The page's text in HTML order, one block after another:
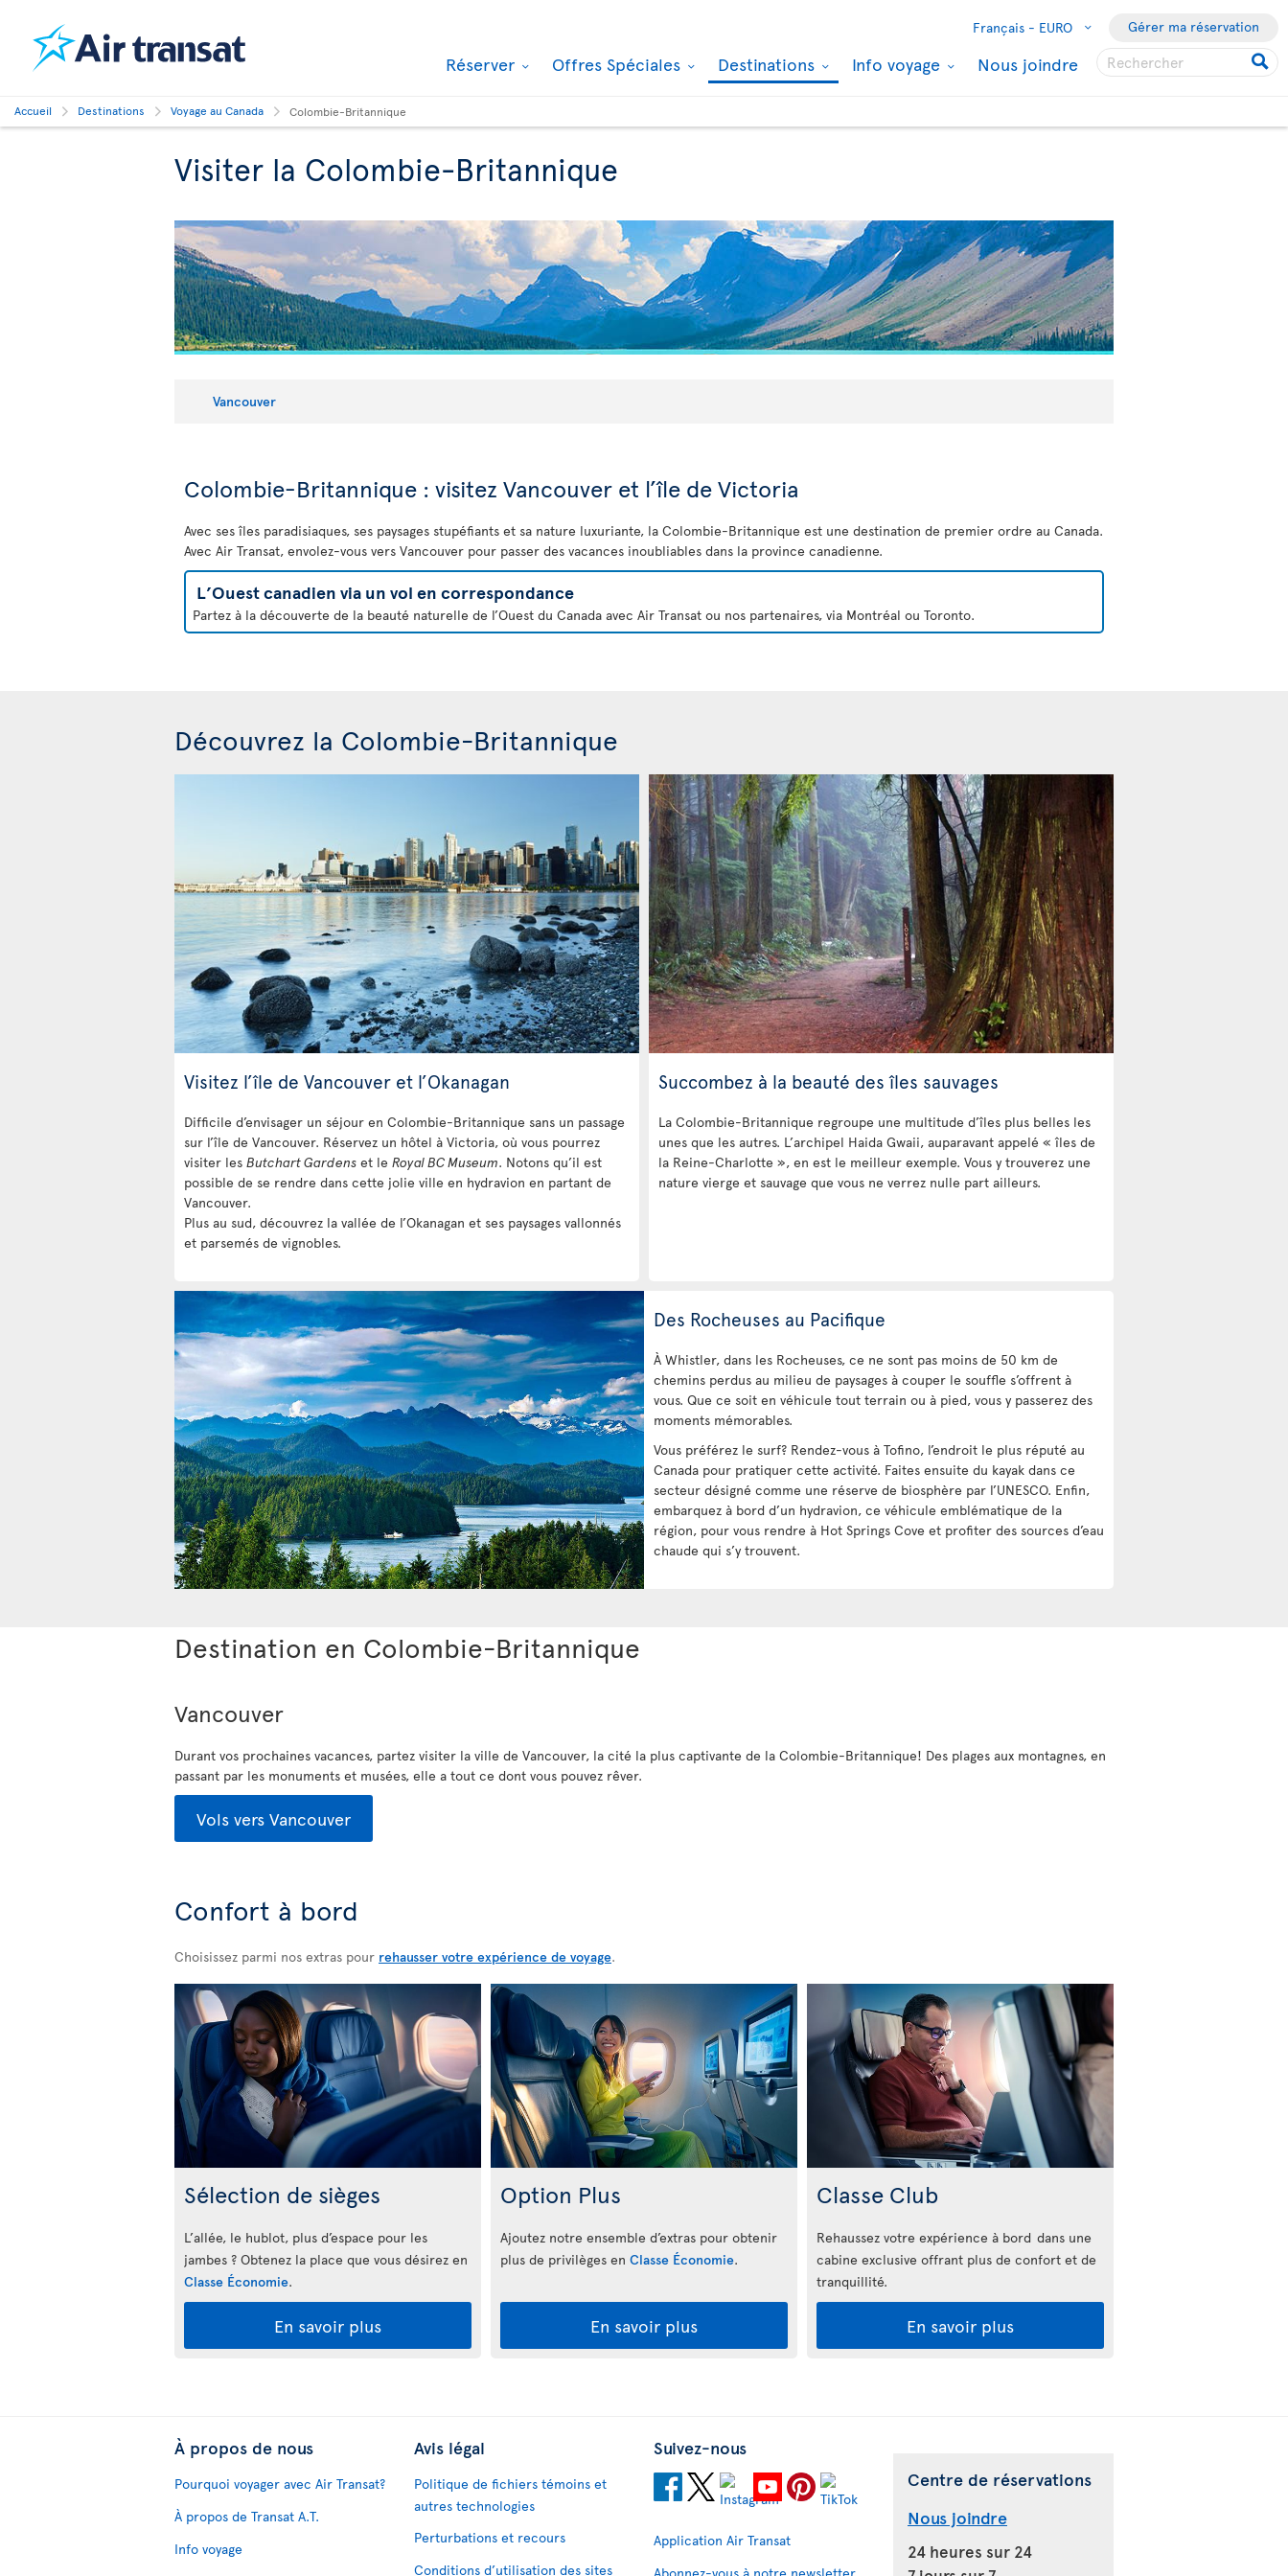
Français - EURO Gérer ma réservation
Réserver Offres Spéciales Destinations Info voyage Nous joindre
Accueil Destinations Voyage au Canada Colombie-Britannique
Visiter la Colombie-Britannique
Vancouver
Colombie-Britannique : visitez Vancouver et l’île de Victoria
Avec ses îles paradisiaques, ses paysages stupéfiants et sa nature luxuriante, la Colombie-Britannique est une destination de premier ordre au Canada.
Avec Air Transat, envolez-vous vers Vancouver pour passer des vacances inoubliables dans la province canadienne.
L’Ouest canadien via un vol en correspondance
Partez à la découverte de la beauté naturelle de l’Ouest du Canada avec Air Transat ou nos partenaires, via Montréal ou Toronto.
Découvrez la Colombie-Britannique
Visitez l’île de Vancouver et l’Okanagan
Difficile d’envisager un séjour en Colombie-Britannique sans un passage
sur l’île de Vancouver. Réservez un hôtel à Victoria, où vous pourrez
visiter les Butchart Gardens et le Royal BC Museum. Notons qu’il est
possible de se rendre dans cette jolie ville en hydravion en partant de
Vancouver.
Plus au sud, découvrez la vallée de l’Okanagan et ses paysages vallonnés
et parsemés de vignobles.
Succombez à la beauté des îles sauvages
La Colombie-Britannique regroupe une multitude d’îles plus belles les
unes que les autres. L’archipel Haida Gwaii, auparavant appelé « îles de
la Reine-Charlotte », en est le meilleur exemple. Vous y trouverez une
nature vierge et sauvage que vous ne verrez nulle part ailleurs.
Des Rocheuses au Pacifique
À Whistler, dans les Rocheuses, ce ne sont pas moins de 50 km de
chemins perdus au milieu de paysages à couper le souffle s’offrent à
vous. Que ce soit en véhicule tout terrain ou à pied, vous y passerez des
moments mémorables.
Vous préférez le surf? Rendez-vous à Tofino, l’endroit le plus réputé au
Canada pour pratiquer cette activité. Faites ensuite du kayak dans ce
secteur désigné comme une réserve de biosphère par l’UNESCO. Enfin,
embarquez à bord d’un hydravion, ce véhicule emblématique de la
région, pour vous rendre à Hot Springs Cove et profiter des sources d’eau
chaude qui s’y trouvent.
Destination en Colombie-Britannique
Vancouver
Durant vos prochaines vacances, partez visiter la ville de Vancouver, la cité la plus captivante de la Colombie-Britannique! Des plages aux montagnes, en
passant par les monuments et musées, elle a tout ce dont vous pouvez rêver.
Vols vers Vancouver
Confort à bord
Choisissez parmi nos extras pour rehausser votre expérience de voyage.
Sélection de sièges
L’allée, le hublot, plus d’espace pour les
jambes ? Obtenez la place que vous désirez en
Classe Économie.
En savoir plus
Option Plus
Ajoutez notre ensemble d’extras pour obtenir
plus de privilèges en Classe Économie.
En savoir plus
Classe Club
Rehaussez votre expérience à bord dans une
cabine exclusive offrant plus de confort et de
tranquillité.
En savoir plus
À propos de nous
Pourquoi voyager avec Air Transat?
À propos de Transat A.T.
Info voyage
Avis légal
Politique de fichiers témoins et
autres technologies
Perturbations et recours
Conditions d’utilisation des sites
Suivez-nous
Application Air Transat
Abonnez-vous à notre newsletter
Centre de réservations
Nous joindre
24 heures sur 24